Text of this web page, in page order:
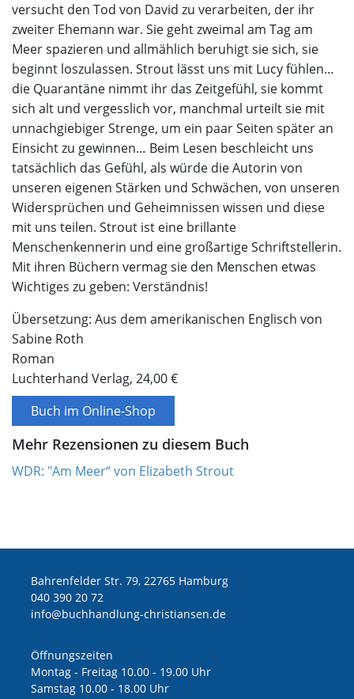
versucht den Tod von David zu verarbeiten, der ihr
zweiter Ehemann war. Sie geht zweimal am Tag am
Meer spazieren und allmählich beruhigt sie sich, sie
beginnt loszulassen. Strout lässt uns mit Lucy fühlen…
die Quarantäne nimmt ihr das Zeitgefühl, sie kommt
sich alt und vergesslich vor, manchmal urteilt sie mit
unnachgiebiger Strenge, um ein paar Seiten später an
Einsicht zu gewinnen… Beim Lesen beschleicht uns
tatsächlich das Gefühl, als würde die Autorin von
unseren eigenen Stärken und Schwächen, von unseren
Widersprüchen und Geheimnissen wissen und diese
mit uns teilen. Strout ist eine brillante
Menschenkennerin und eine großartige Schriftstellerin.
Mit ihren Büchern vermag sie den Menschen etwas
Wichtiges zu geben: Verständnis!
Übersetzung: Aus dem amerikanischen Englisch von
Sabine Roth
Roman
Luchterhand Verlag, 24,00 €
Buch im Online-Shop
Mehr Rezensionen zu diesem Buch
WDR: "Am Meer“ von Elizabeth Strout
Bahrenfelder Str. 79, 22765 Hamburg
040 390 20 72
ed.nesnaitsirhc-gnuldnahhcub@ofni
Öffnungszeiten
Montag - Freitag 10.00 - 19.00 Uhr
Samstag 10.00 - 18.00 Uhr